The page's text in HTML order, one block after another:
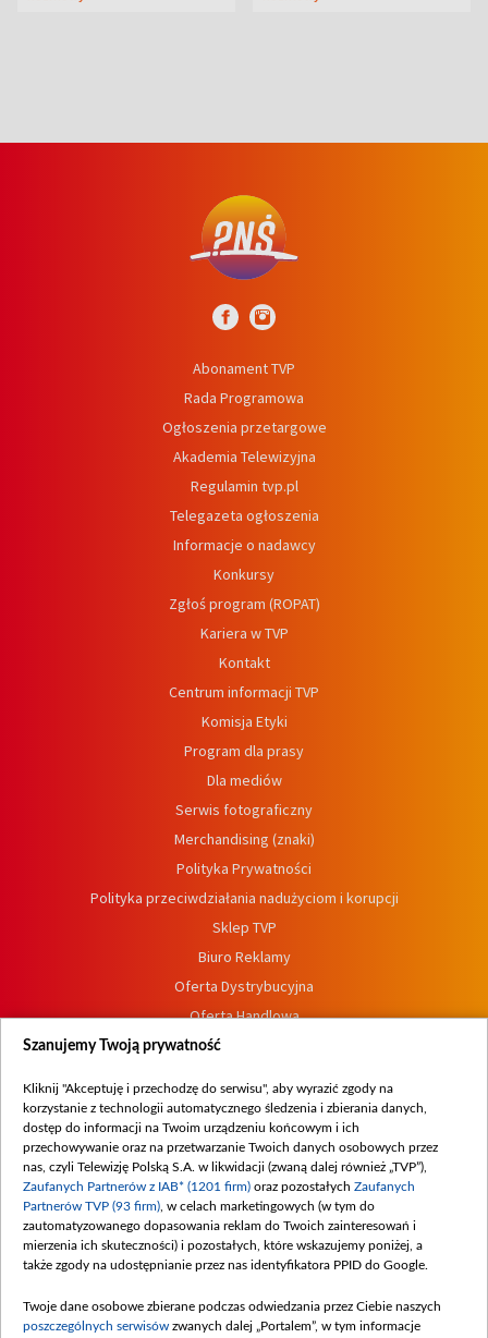
Abonament TVP
Rada Programowa
Ogłoszenia przetargowe
Akademia Telewizyjna
Regulamin tvp.pl
Telegazeta ogłoszenia
Informacje o nadawcy
Konkursy
Zgłoś program (ROPAT)
Kariera w TVP
Kontakt
Centrum informacji TVP
Komisja Etyki
Program dla prasy
Dla mediów
Serwis fotograficzny
Merchandising (znaki)
Polityka Prywatności
Polityka przeciwdziałania nadużyciom i korupcji
Sklep TVP
Biuro Reklamy
Oferta Dystrybucyjna
Oferta Handlowa
Dostępność
Procedura zgłoszeń wewnętrznych
Szanujemy Twoją prywatność
Kliknij "Akceptuję i przechodzę do serwisu", aby wyrazić zgody na
korzystanie z technologii automatycznego śledzenia i zbierania danych,
dostęp do informacji na Twoim urządzeniu końcowym i ich
przechowywanie oraz na przetwarzanie Twoich danych osobowych przez
nas, czyli Telewizję Polską S.A. w likwidacji (zwaną dalej również „TVP”),
Zaufanych Partnerów z IAB* (1201 firm) oraz pozostałych Zaufanych
Partnerów TVP (93 firm) , w celach marketingowych (w tym do
zautomatyzowanego dopasowania reklam do Twoich zainteresowań i
mierzenia ich skuteczności) i pozostałych, które wskazujemy poniżej, a
także zgody na udostępnianie przez nas identyfikatora PPID do Google.
Twoje dane osobowe zbierane podczas odwiedzania przez Ciebie naszych
poszczególnych serwisów zwanych dalej „Portalem”, w tym informacje